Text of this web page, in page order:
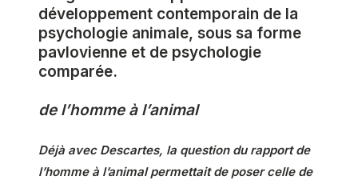
développement contemporain de la
psychologie animale, sous sa forme
pavlovienne et de psychologie
comparée.
de l’homme à l’animal
Déjà avec Descartes, la question du rapport de
l’homme à l’animal permettait de poser celle de